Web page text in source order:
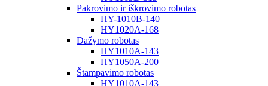
Pakrovimo ir iškrovimo robotas
HY-1010B-140
HY1020A-168
Dažymo robotas
HY1010A-143
HY1050A-200
Štampavimo robotas
HY1010A-143